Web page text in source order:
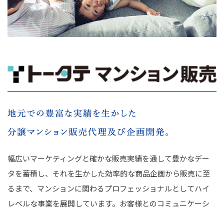
幅広いマーケティングと確かな販売実績を通して豊かなデー
タを蓄積し、それを生かした効率的な商品企画から販売に至
るまで、マンションに関わるプロフェッショナルとしてハイ
レベルな事業を展開しています。お客様とのコミュニケーシ